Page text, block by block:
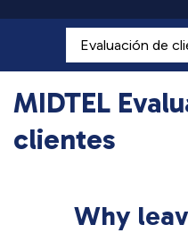
MIDTEL
clientes
Why